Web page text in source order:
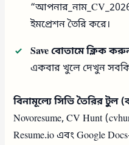
ইমপ্রেশন তৈরি করে।
Save বোতামে ক্লিক
একবার খুলে দেখুন
বিনামূল্যে সিভি তৈরির টুল
Novoresume, CV Hunt
Resume.io এবং Google